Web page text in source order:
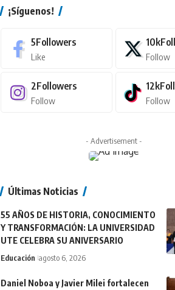
¡Síguenos!
5Followers
Like
10k
Follow
2Followers
Follow
12k
Follow
- Advertisement -
Últimas Noticias
55 AÑOS DE HISTORIA, CONOCIMIENTO
Y TRANSFORMACIÓN: LA UNIVERSIDAD
UTE CELEBRA SU ANIVERSARIO
Educación agosto 6, 2026
Daniel Noboa y Javier Milei fortalecen